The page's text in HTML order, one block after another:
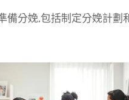
備分娩,包括制定分娩計劃